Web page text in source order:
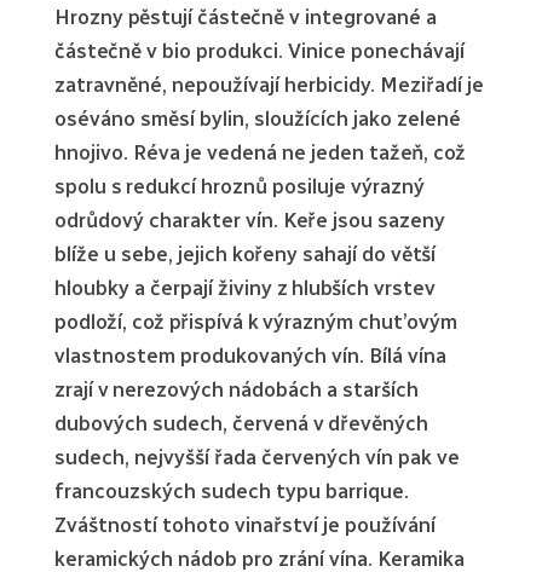
Hrozny pěstují částečně v integrované a
částečně v bio produkci. Vinice ponechávají
zatravněné, nepoužívají herbicidy. Meziřadí je
oséváno směsí bylin, sloužících jako zelené
hnojivo. Réva je vedená ne jeden tažeň, což
spolu s redukcí hroznů posiluje výrazný
odrůdový charakter vín. Keře jsou sazeny
blíže u sebe, jejich kořeny sahají do větší
hloubky a čerpají živiny z hlubších vrstev
podloží, což přispívá k výrazným chut’ovým
vlastnostem produkovaných vín. Bílá vína
zrají v nerezových nádobách a starších
dubových sudech, červená v dřevěných
sudech, nejvyšší řada červených vín pak ve
francouzských sudech typu barrique.
Zváštností tohoto vinařství je používání
keramických nádob pro zrání vína. Keramika